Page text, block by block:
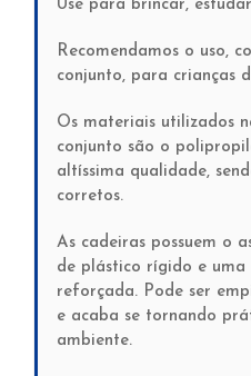
Use para brincar,
Recomendamos o uso,
conjunto, para crianças
Os materiais utilizados
conjunto são o
altíssima qualidade,
corretos.
As cadeiras possuem o
de plástico rígido e uma
reforçada. Pode ser
e acaba se tornando
ambiente.